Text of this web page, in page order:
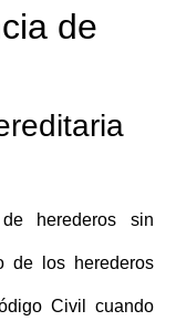
de
herederos sin
de los herederos
Civil cuando